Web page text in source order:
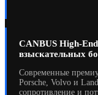
CANBUS High-
взыскательных
Современные
Porsche, Volvo и
сопротивление и